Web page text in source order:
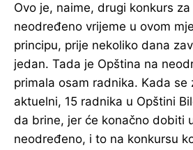
Ovo je, naime, drugi konkurs
neodređeno vrijeme u ovom
principu, prije nekoliko dana
jedan. Tada je Opština na
primala osam radnika. Kada se
aktuelni, 15 radnika u Opštini
da brine, jer će konačno dobiti
neodređeno, i to na konkursu